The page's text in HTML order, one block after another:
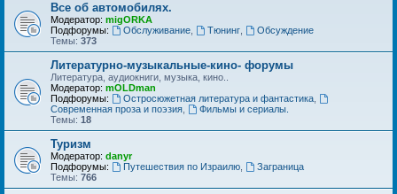
Все об автомобилях.
Модератор: migORKA
Подфорумы:
Обслуживание, Тюнинг,
Обсуждение
Темы: 373
Литературно-музыкальные-кино- форумы
Литература, аудиокниги, музыка, кино..
Модератор: mOLDman
Подфорумы:
Остросюжетная литература и фантастика,
Современная проза и поэзия
Фильмы и сериалы.
Темы: 18
Туризм
Модератор: danyr
Подфорумы:
Путешествия по Израилю,
Заграница
Темы: 766